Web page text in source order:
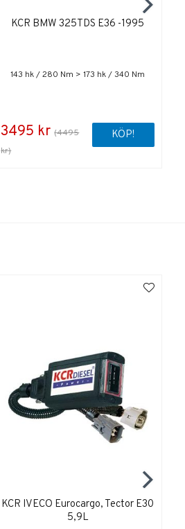
KCR BMW 325TDS E36 -1995
143 hk / 280 Nm > 173 hk / 340 Nm
3495 kr (4495
kr)
KÖP!
KCR IVECO Eurocargo, Tector E30
5,9L